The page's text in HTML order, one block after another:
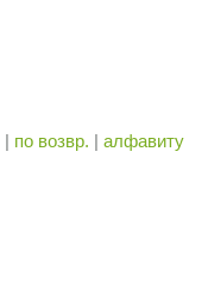
| по возвр. | алфавиту